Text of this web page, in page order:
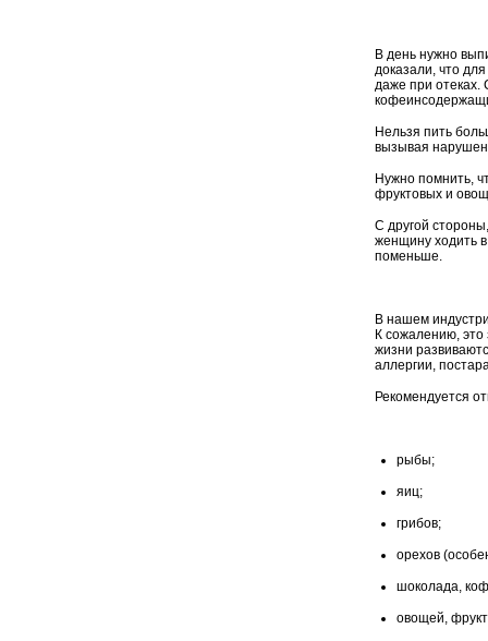
В день нужно
доказали, что
даже при отеках.
Нельзя пить
вызывая
Нужно помнить,
фруктовых и
С другой
женщину ходить
поменьше.
В нашем
К сожалению, это
жизни
аллергии,
Рекомендуется
рыбы;
яиц;
грибов;
орехов
шоколада,
овощей,